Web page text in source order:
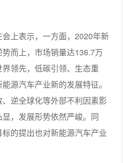
上表示，一方面，2020年新
而上，市场销量达136.7万
领先，低碳引领、生态重
源汽车产业新的发展特征。
逆全球化等外部不利因素影
，发展形势依然严峻。同
的提出也对新能源汽车产业